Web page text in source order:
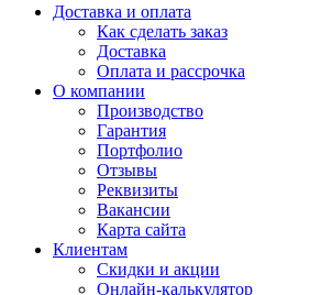
Доставка и оплата
Как сделать заказ
Доставка
Оплата и рассрочка
О компании
Производство
Гарантия
Портфолио
Отзывы
Реквизиты
Вакансии
Карта сайта
Клиентам
Скидки и акции
Онлайн-калькулятор